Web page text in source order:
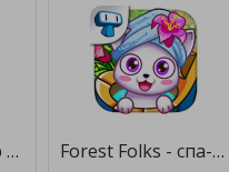
Night in the Deep Forest [Бесплатные покупки] Forest Folks - спа-салона [Бесплатные покупки]